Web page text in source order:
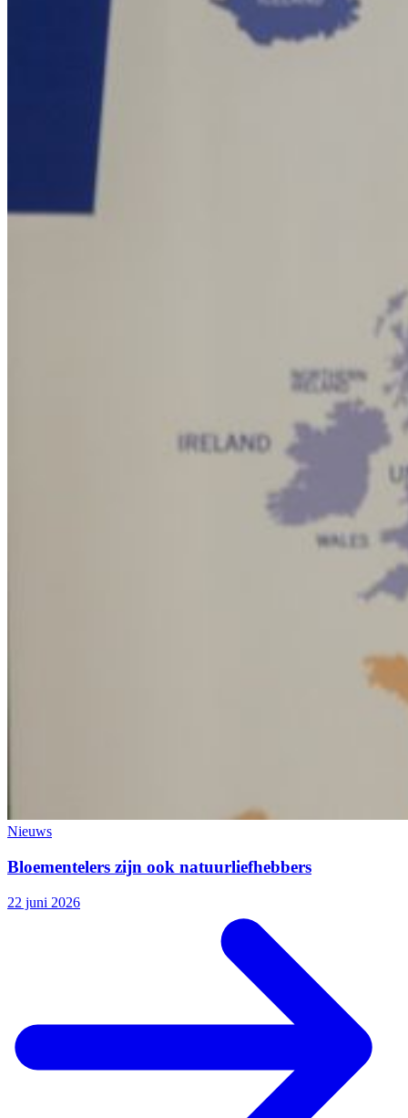
Nieuws
Bloementelers zijn ook natuurliefhebbers
22 juni 2026